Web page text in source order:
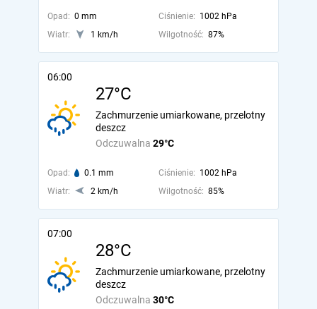
Opad: 0 mm Ciśnienie: 1002 hPa
Wiatr:
1 km/h Wilgotność: 87%
06:00
27°C
Odczuwalna 29°C
Zachmurzenie umiarkowane, przelotny
deszcz
Opad: 0.1 mm Ciśnienie: 1002 hPa
Wiatr:
2 km/h Wilgotność: 85%
07:00
28°C
Odczuwalna 30°C
Zachmurzenie umiarkowane, przelotny
deszcz